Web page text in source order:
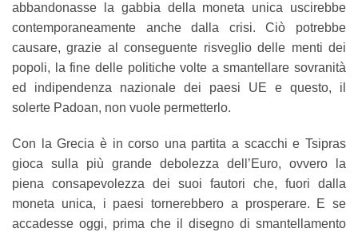
abbandonasse la gabbia della moneta unica uscirebbe
contemporaneamente anche dalla crisi. Ciò potrebbe
causare, grazie al conseguente risveglio delle menti dei
popoli, la fine delle politiche volte a smantellare sovranità
ed indipendenza nazionale dei paesi UE e questo, il
solerte Padoan, non vuole permetterlo.
Con la Grecia è in corso una partita a scacchi e Tsipras
gioca sulla più grande debolezza dell’Euro, ovvero la
piena consapevolezza dei suoi fautori che, fuori dalla
moneta unica, i paesi tornerebbero a prosperare. E se
accadesse oggi, prima che il disegno di smantellamento